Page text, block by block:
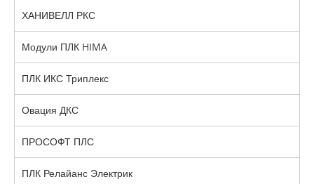
ХАНИВЕЛЛ РКС
Модули ПЛК HIMA
ПЛК ИКС Триплекс
Овация ДКС
ПРОСОФТ ПЛС
ПЛК Релайанс Электрик